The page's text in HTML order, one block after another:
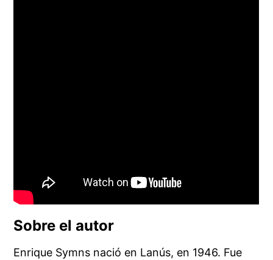
Sobre el autor
Enrique Symns nació en Lanús, en 1946. Fue